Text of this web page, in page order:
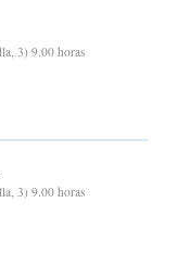
3) 9.00 horas
3) 9.00 horas